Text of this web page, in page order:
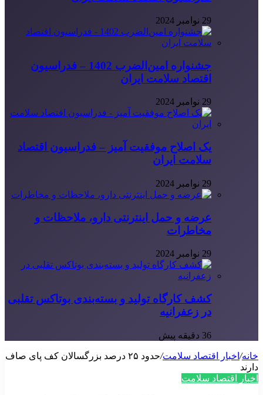
29 نوامبر 2024
جشنواره امین‌الضرب 1402 – فدراسیون
اقتصاد سلامت ایران
29 نوامبر 2024
یک اصلاح موفقیت آمیز – فدراسیون اقتصاد
سلامت ایران
29 نوامبر 2024
عرضه و حمل اینترنتی دارو، ملاحظات و
مخاطرات
29 نوامبر 2024
کشف کارگاه تولید و بسته‌بندی بوتاکس تقلبی
در زعفرانیه
36 دقیقه پیش
خانه/ اخبار اقتصاد سلامت/
حدود ۲۵ درصد بزرگسالان کف پای صاف
دارند
اخبار اقتصاد سلامت